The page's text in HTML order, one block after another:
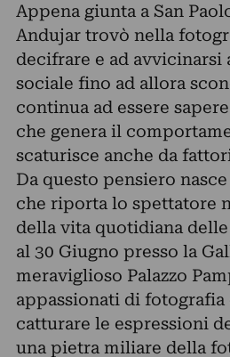
Appena giunta a San
Andujar trovò nella
decifrare e ad avvicinarsi
sociale fino ad allora
continua ad essere
che genera il
scaturisce anche da
Da questo pensiero
che riporta lo spettatore
della vita quotidiana
al 30 Giugno presso la
meraviglioso Palazzo
appassionati di
catturare le espressioni
una pietra miliare della